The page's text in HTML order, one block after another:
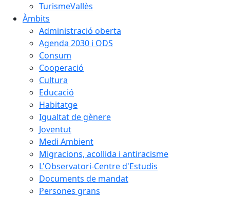
TurismeVallès
Àmbits
Administració oberta
Agenda 2030 i ODS
Consum
Cooperació
Cultura
Educació
Habitatge
Igualtat de gènere
Joventut
Medi Ambient
Migracions, acollida i antiracisme
L'Observatori-Centre d'Estudis
Documents de mandat
Persones grans